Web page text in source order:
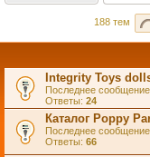
188 тем
Integrity Toys
Последнее сообщение
Ответы: 24
Каталог Poppy
Последнее сообщение
Ответы: 66